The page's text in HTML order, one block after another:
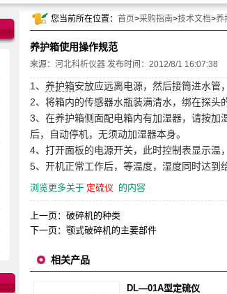
您当前所在位置： 首页>采购指南>技术文档>养
养护箱使用操作规范
来源： 河北科析仪器 发布时间：2012/8/1 16:07:38
1、 养护箱安放应远离电源，然后接筒进水管
2、将箱内的传感器水瓶装满清水，绑在探头
3、在养护箱侧面配电箱内有加湿器，请按加
后，自动停机，无须动加湿器本身。
4、打开面板的电源开关，此时控制表显示温
5、开机正常工作后，等温度，湿度同时达到
浏览更多关于 定硫仪 的内容
上一页： 破碎机的种类
下一页： 颚式破碎机的主要部件
相关产品
DL—01A型定硫仪